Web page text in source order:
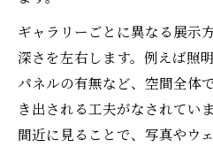
ギャラリーごとに異なる展示
深さを左右します。例えば照
パネルの有無など、空間全体
き出される工夫がなされてい
間近に見ることで、写真やウ